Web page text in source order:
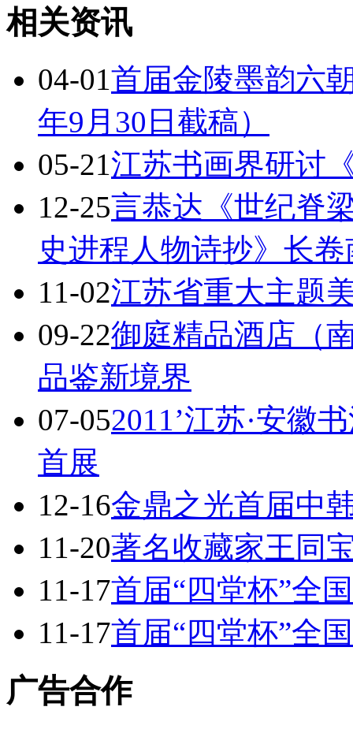
相关资讯
04-01首届金陵墨韵六
年9月30日截稿）
05-21江苏书画界研讨
12-25言恭达《世纪脊
史进程人物诗抄》长
11-02江苏省重大主题
09-22御庭精品酒店（
品鉴新境界
07-052011’江苏·安徽
首展
12-16金鼎之光首届中
11-20著名收藏家王同
11-17首届“四堂杯”全
11-17首届“四堂杯”全
广告合作